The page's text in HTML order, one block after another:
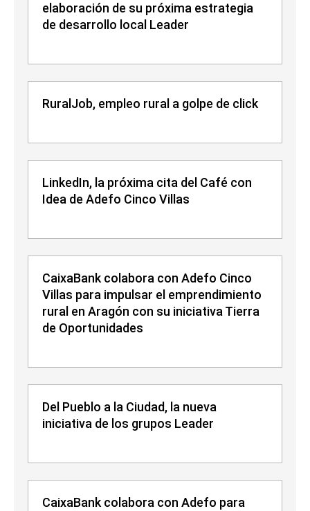
elaboración de su próxima estrategia
de desarrollo local Leader
RuralJob, empleo rural a golpe de click
LinkedIn, la próxima cita del Café con
Idea de Adefo Cinco Villas
CaixaBank colabora con Adefo Cinco
Villas para impulsar el emprendimiento
rural en Aragón con su iniciativa Tierra
de Oportunidades
Del Pueblo a la Ciudad, la nueva
iniciativa de los grupos Leader
CaixaBank colabora con Adefo para